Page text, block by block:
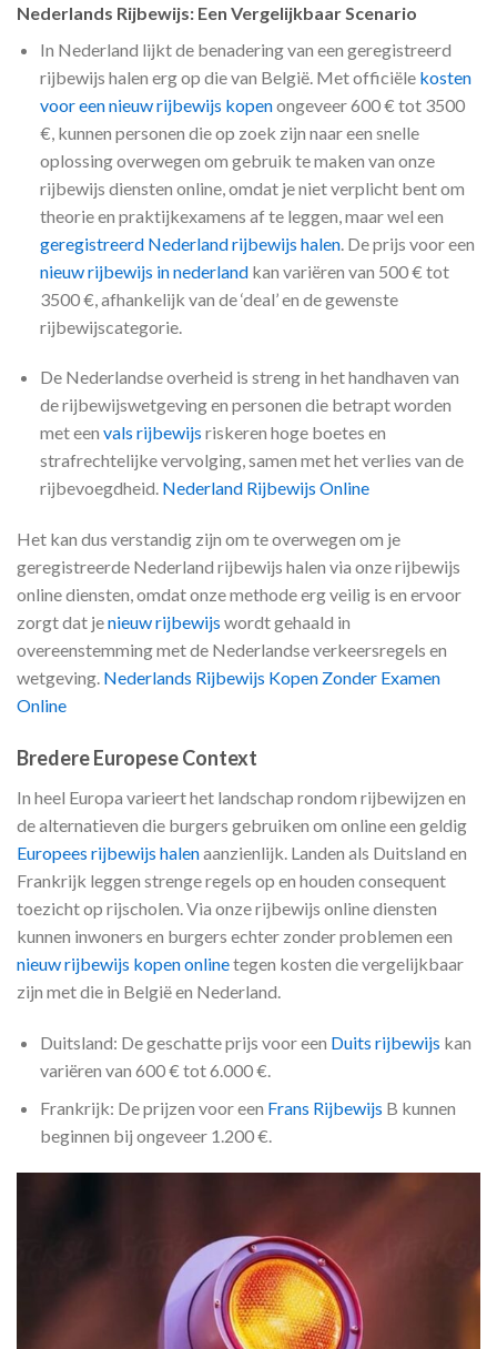
Nederlands Rijbewijs: Een Vergelijkbaar Scenario
In Nederland lijkt de benadering van een geregistreerd
rijbewijs halen erg op die van België. Met officiële kosten
voor een nieuw rijbewijs kopenongeveer 600 € tot 3500
€, kunnen personen die op zoek zijn naar een snelle
oplossing overwegen om gebruik te maken van onze
rijbewijs diensten online, omdat je niet verplicht bent om
theorie en praktijkexamens af te leggen, maar wel een
geregistreerd Nederland rijbewijs halen. De prijs voor een
nieuw rijbewijs in nederlandkan variëren van 500 € tot
3500 €, afhankelijk van de ‘deal’ en de gewenste
rijbewijscategorie.
De Nederlandse overheid is streng in het handhaven van
de rijbewijswetgeving en personen die betrapt worden
met een vals rijbewijs riskeren hoge boetes en
strafrechtelijke vervolging, samen met het verlies van de
rijbevoegdheid. Nederland Rijbewijs Online
Het kan dus verstandig zijn om te overwegen om je
geregistreerde Nederland rijbewijs halen via onze rijbewijs
online diensten, omdat onze methode erg veilig is en ervoor
zorgt dat jenieuw rijbewijs wordt gehaald in
overeenstemming met de Nederlandse verkeersregels en
wetgeving. Nederlands Rijbewijs Kopen Zonder Examen
Online
Bredere Europese Context
In heel Europa varieert het landschap rondom rijbewijzen en
de alternatieven die burgers gebruiken om online een geldig
Europees rijbewijs halenaanzienlijk. Landen als Duitsland en
Frankrijk leggen strenge regels op en houden consequent
toezicht op rijscholen. Via onze rijbewijs online diensten
kunnen inwoners en burgers echter zonder problemen een
nieuw rijbewijs kopen onlinetegen kosten die vergelijkbaar
zijn met die in België en Nederland.
Duitsland: De geschatte prijs voor een Duits rijbewijs kan
variëren van 600 € tot 6.000 €.
Frankrijk: De prijzen voor een Frans Rijbewijs B kunnen
beginnen bij ongeveer 1.200 €.